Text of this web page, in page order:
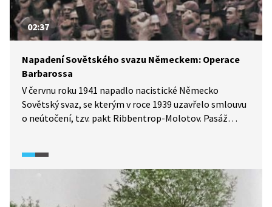
02:37
Napadení Sovětského svazu Německem: Operace
Barbarossa
V červnu roku 1941 napadlo nacistické Německo
Sovětský svaz, se kterým v roce 1939 uzavřelo smlouvu
o neútočení, tzv. pakt Ribbentrop-Molotov. Pasáž
obří invaze do SSSR probíhala. Dále je popsáno, které
divize se útoku účastnily, jaká technika k tomu byla
využita nebo která města byla hlavním cílem obsazení.